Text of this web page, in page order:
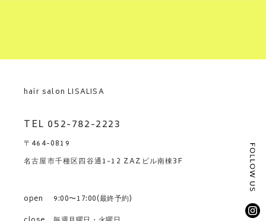
hair salon LISALISA
TEL 052-782-2223
〒464-0819
名古屋市千種区四谷通1-12 ZAZビル南棟3F
open
9:00〜17:00(最終予約)